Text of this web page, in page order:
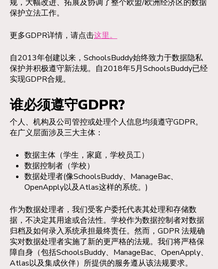
规，大幅改进、拓展及协调了整个欧盟/欧洲经济区的数据
保护立法工作。
更多GDPR详情，请点击这里。
自2013年创建以来，SchoolsBuddy始终致力于数据隐私
保护并积极遵守新法规。自2018年5月SchoolsBuddy已经
实现GDPR合规。
谁必须遵守GDPR?
个人、机构及公司管控或处理个人信息均须遵守GDPR。
在广义层面涉及三大主体：
数据主体（学生，家庭，学校员工）
数据控制者（学校）
数据处理者(像SchoolsBuddy、ManageBac、
OpenApply以及Atlas这样的系统。)
作为数据处理者，我们受客户委托代表其处理和存储数
据，不决定其用途或合法性。学校作为数据控制者对数据
归档及如何录入系统承担最终责任。然而，GDPR 法规确
实对数据处理者实施了新的更严格的法规。我们将严格保
障自身（包括SchoolsBuddy、ManageBac、OpenApply、
Atlas以及集成伙伴）所提供的服务遵从该法规要求。